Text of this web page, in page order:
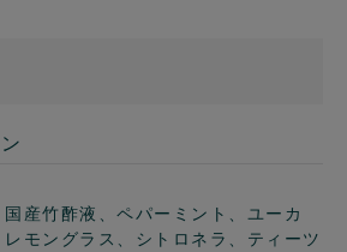
国産竹酢液、ペパーミント、ユーカ
レモングラス、シトロネラ、ティーツ